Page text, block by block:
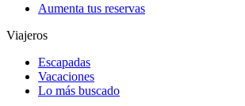
Aumenta tus reservas
Viajeros
Escapadas
Vacaciones
Lo más buscado